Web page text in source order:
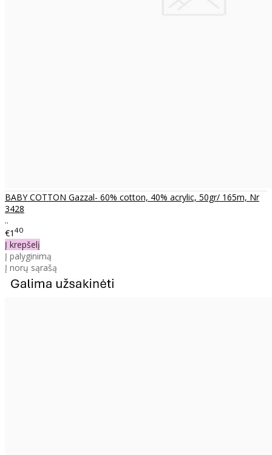
BABY COTTON Gazzal- 60% cotton, 40% acrylic, 50gr/ 165m, Nr
3428
..
€1 40
Į krepšelį
Į palyginimą
Į norų sąrašą